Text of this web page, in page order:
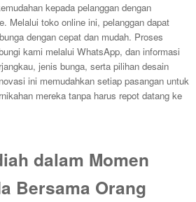
kepada pelanggan dengan
Melalui toko online ini, pelanggan dapat
dengan cepat dan mudah. Proses
kami melalui WhatsApp, dan informasi
jenis bunga, serta pilihan desain
ini memudahkan setiap pasangan untuk
mereka tanpa harus repot datang ke
dalam Momen
Bersama Orang